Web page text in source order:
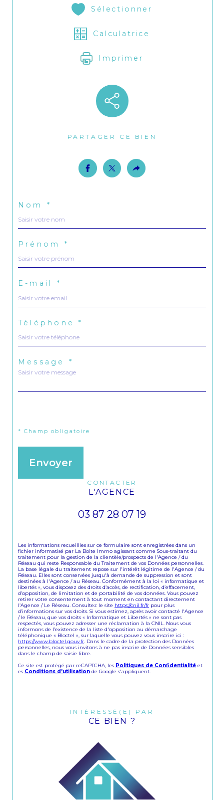
Sélectionner
Calculatrice
Imprimer
PARTAGER CE BIEN
Nom *
Prénom *
E-mail *
Téléphone *
Message *
* Champ obligatoire
Envoyer
CONTACTER
L'AGENCE
03 87 28 07 19
Les informations recueillies sur ce formulaire sont enregistrées dans un
fichier informatisé par La Boite Immo agissant comme Sous-traitant du
traitement pour la gestion de la clientèle/prospects de l'Agence / du
Réseau qui reste Responsable du Traitement de vos Données personnelles.
La base légale du traitement repose sur l'intérêt légitime de l'Agence / du
Réseau. Elles sont conservées jusqu'à demande de suppression et sont
destinées à l'Agence / au Réseau. Conformément à la loi « informatique et
libertés », vous disposez des droits d’accès, de rectification, d’effacement,
d’opposition, de limitation et de portabilité de vos données. Vous pouvez
retirer votre consentement à tout moment en contactant directement
l’Agence / Le Réseau. Consultez le site https://cnil.fr/fr pour plus
d’informations sur vos droits. Si vous estimez, après avoir contacté l'Agence
/ le Réseau, que vos droits « Informatique et Libertés » ne sont pas
respectés, vous pouvez adresser une réclamation à la CNIL. Nous vous
informons de l’existence de la liste d'opposition au démarchage
téléphonique « Bloctel », sur laquelle vous pouvez vous inscrire ici :
https://www.bloctel.gouv.fr . Dans le cadre de la protection des Données
personnelles, nous vous invitons à ne pas inscrire de Données sensibles
dans le champ de saisie libre.
Ce site est protégé par reCAPTCHA, les Politiques de Confidentialité et
es Conditions d'utilisation de Google s'appliquent.
INTÉRESSÉ(E) PAR
CE BIEN ?